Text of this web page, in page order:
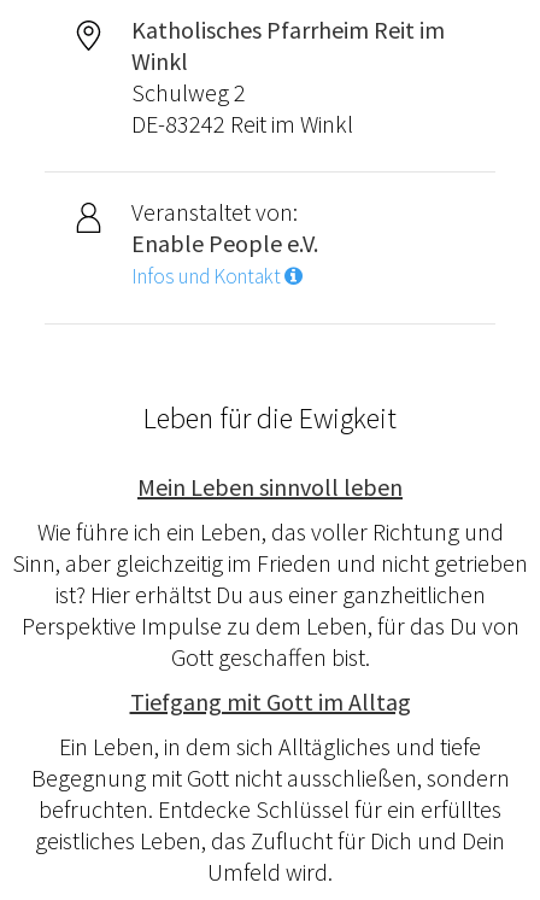
Katholisches Pfarrheim Reit im
Winkl
Schulweg 2
DE-83242 Reit im Winkl
Veranstaltet von:
Enable People e.V.
Infos und Kontakt
Leben für die Ewigkeit
Mein Leben sinnvoll leben
Wie führe ich ein Leben, das voller Richtung und
Sinn, aber gleichzeitig im Frieden und nicht getrieben
ist? Hier erhältst Du aus einer ganzheitlichen
Perspektive Impulse zu dem Leben, für das Du von
Gott geschaffen bist.
Tiefgang mit Gott im Alltag
Ein Leben, in dem sich Alltägliches und tiefe
Begegnung mit Gott nicht ausschließen, sondern
befruchten. Entdecke Schlüssel für ein erfülltes
geistliches Leben, das Zuflucht für Dich und Dein
Umfeld wird.